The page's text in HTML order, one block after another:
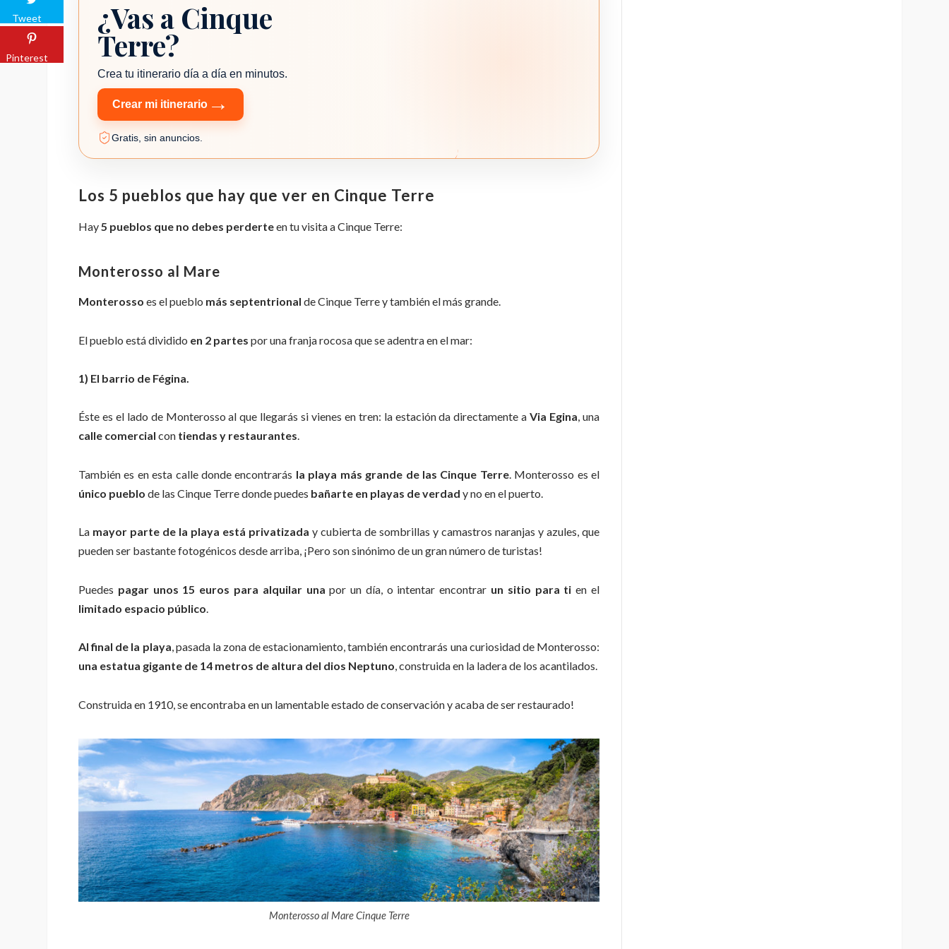
Planificador de viajes TripZ
¿Vas a Cinque
Terre?
Crea tu itinerario día a día en minutos.
Crear mi itinerario →
Gratis, sin anuncios.
Los 5 pueblos que hay que ver en Cinque Terre
Hay5 pueblos que no debes perderteen tu visita a Cinque Terre:
Monterosso al Mare
Monterosso es el pueblo más septentrional de Cinque Terre y también el más grande.
El pueblo está dividido en 2 partes por una franja rocosa que se adentra en el mar:
1) El barrio de Fégina.
Éste es el lado de Monterosso al que llegarás si vienes en tren: la estación da directamente aVia Egina, una
calle comercial con tiendas y restaurantes.
También es en esta calle donde encontrarás la playa más grande de las Cinque Terre. Monterosso es el
único pueblo de las Cinque Terre donde puedes bañarte en playas de verdad y no en el puerto.
La mayor parte de la playa está privatizada y cubierta de sombrillas y camastros naranjas y azules, que
pueden ser bastante fotogénicos desde arriba, ¡Pero son sinónimo de un gran número de turistas!
Puedes pagar unos 15 euros para alquilar una por un día, o intentar encontrar un sitio para ti en el
limitado espacio público
Al final de la playa, pasada la zona de estacionamiento, también encontrarás una curiosidad de Monterosso:
una estatua gigante de 14 metros de altura del dios Neptuno, construida en la ladera de los acantilados.
Construida en 1910, se encontraba en un lamentable estado de conservación y acaba de ser restaurado!
Monterosso al Mare Cinque Terre
Tweet
Pinterest